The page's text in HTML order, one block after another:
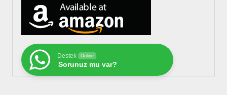
Destek Online
Sorunuz mu var?